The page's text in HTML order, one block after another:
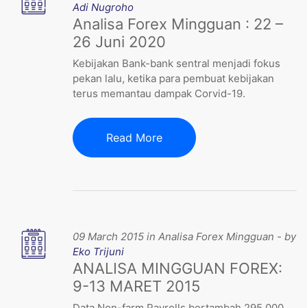
Adi Nugroho
Analisa Forex Mingguan : 22 –
26 Juni 2020
Kebijakan Bank-bank sentral menjadi fokus
pekan lalu, ketika para pembuat kebijakan
terus memantau dampak Corvid-19.
Read More
09 March 2015 in Analisa Forex Mingguan - by
Eko Trijuni
ANALISA MINGGUAN FOREX:
9-13 MARET 2015